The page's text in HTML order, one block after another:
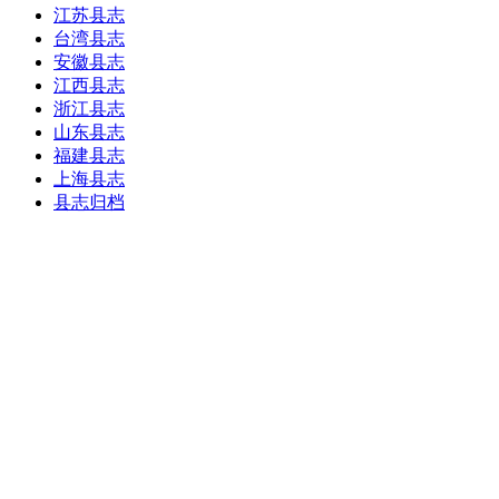
江苏县志
台湾县志
安徽县志
江西县志
浙江县志
山东县志
福建县志
上海县志
县志归档